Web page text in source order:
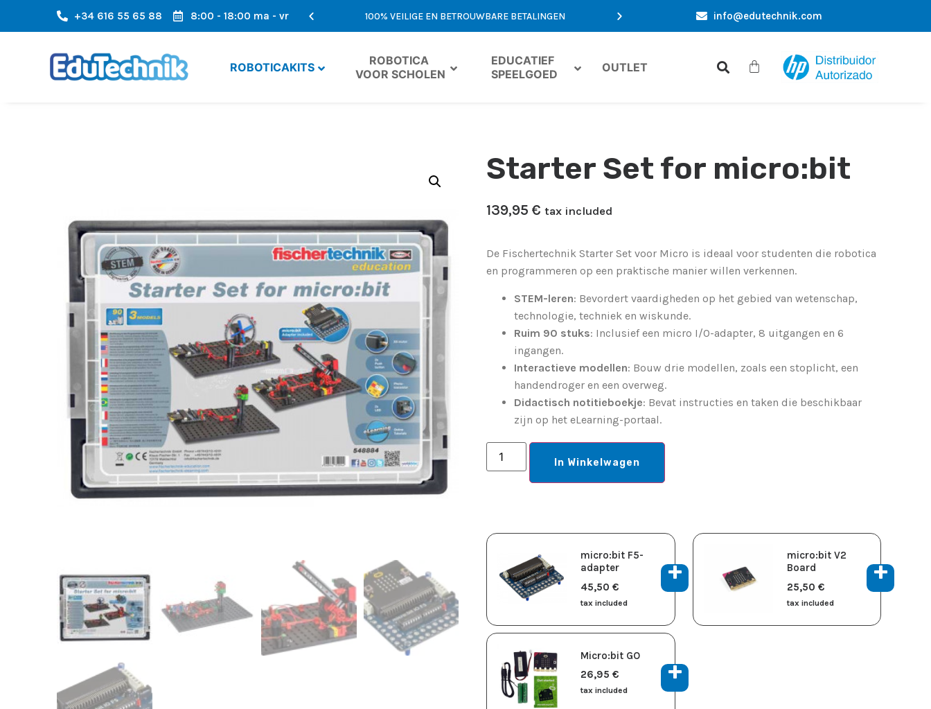
+34 616 55 65 88 8:00 - 18:00 ma - vr
EUROPESE GEBIED SNELLE VERZENDING, SNELLE AANKOMST 100% VEILIGE EN BETROUWBARE BETALINGEN EXCLUSIEVE AANBIEDINGEN SPECIAAL VOOR JOU
info@edutechnik.com
ROBOTICAKITS
ROBOTICA
VOOR SCHOLEN
EDUCATIEF
SPEELGOED
OUTLET
Starter Set for micro:bit
139,95 ​€ tax included
De Fischertechnik Starter Set voor Micro is ideaal voor studenten die robotica
en programmeren op een praktische manier willen verkennen.
STEM-leren: Bevordert vaardigheden op het gebied van wetenschap,
technologie, techniek en wiskunde.
Ruim 90 stuks: Inclusief een micro I/O-adapter, 8 uitgangen en 6
ingangen.
Interactieve modellen: Bouw drie modellen, zoals een stoplicht, een
handendroger en een overweg.
Didactisch notitieboekje: Bevat instructies en taken die beschikbaar
zijn op het eLearning-portaal.
In Winkelwagen
micro:bit F5-
adapter
45,50 ​€
tax included
micro:bit V2
Board
25,50 ​€
tax included
Micro:bit GO
26,95 ​€
tax included